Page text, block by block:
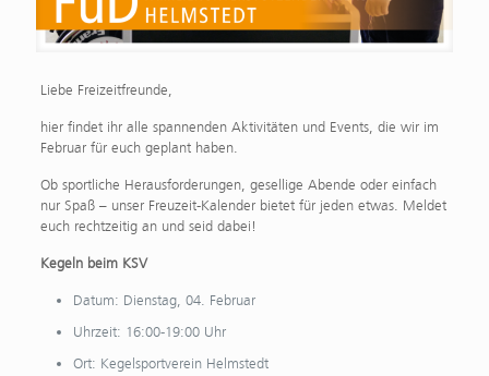
Liebe Freizeitfreunde,
hier findet ihr alle spannenden Aktivitäten und Events, die wir im
Februar für euch geplant haben.
Ob sportliche Herausforderungen, gesellige Abende oder einfach
nur Spaß – unser Freuzeit-Kalender bietet für jeden etwas. Meldet
euch rechtzeitig an und seid dabei!
Kegeln beim KSV
Datum: Dienstag, 04. Februar
Uhrzeit: 16:00-19:00 Uhr
Ort: Kegelsportverein Helmstedt